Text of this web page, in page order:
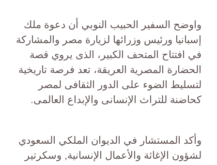
واوضح السفير الحبيب النوبي أن دعوة ملك
إسبانيا ورئيس وزرائها لزيارة مصر والمشاركة
في افتتاح المتحف الكبير، الذى يروي قصة
الحضارة المصرية العريقة، تعد فرصة تاريخية
لتسليط الضوء على الدور الثقافى لمصر
كحاضنة للتراث الإنسانى والإبداع العالمى.
وأكد المستشار في الديوان الملكي السعودي
لشؤون الإغاثة والأعمال الإنسانية, وسكرتير